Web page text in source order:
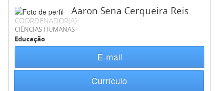
Aaron Sena Cerqueira Reis
COORDENADOR(A)
CIÊNCIAS HUMANAS
Educação
E-mail
Currículo